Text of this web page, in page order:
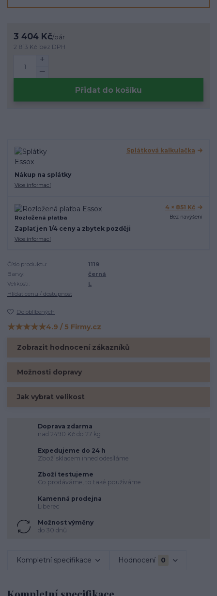
3 404 Kč/pár
2 813 Kč bez DPH
Přidat do košíku
Splátková kalkulačka
Nákup na splátky
Více informací
Rozložená platba
4 × 851 Kč
Bez navýšení
Zaplať jen 1/4 ceny a zbytek později
Více informací
Číslo produktu:
1119
Barvy:
černá
Velikosti:
L
Hlídat cenu / dostupnost
Do oblíbených
Hodnocení na Firmy.cz
★★★★★4.9 / 5 Firmy.cz
Zobrazit hodnocení zákazníků
Možnosti dopravy
Jak vybrat velikost
Doprava zdarma
nad 2490 Kč do 27 kg
Expedujeme do 24 h
Zboží skladem ihned odesíláme
Zboží testujeme
Co prodáváme, to také používáme
Kamenná prodejna
Liberec
Možnost výměny
do 30 dnů
Kompletní specifikace Hodnocení 0